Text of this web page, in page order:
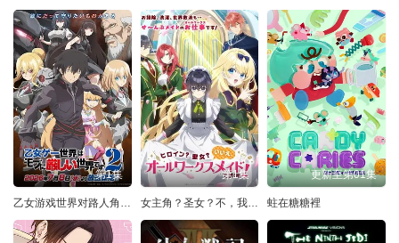
第1集
乙女游戏世界对路人角色很不友好 第二季
第1集
女主角？圣女？不，我是杂役女仆（自豪）
更新至第01集
蛀在糖糖裡